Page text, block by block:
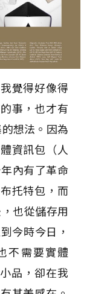
覺得好像得
事，也才有
想法。因為
資訊包（人
內有了革命
托特包，而
也從儲存用
今時今日，
不需要實體
品，卻在我